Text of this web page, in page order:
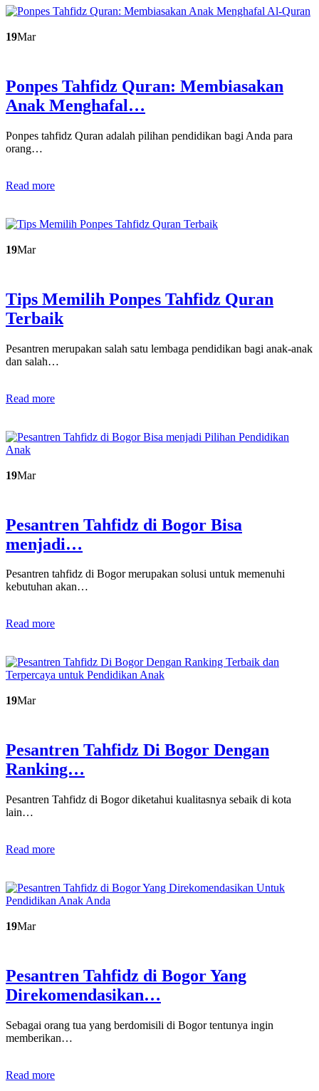
19Mar
Ponpes Tahfidz Quran: Membiasakan
Anak Menghafal…
Ponpes tahfidz Quran adalah pilihan pendidikan bagi Anda para
orang…
Read more
19Mar
Tips Memilih Ponpes Tahfidz Quran
Terbaik
Pesantren merupakan salah satu lembaga pendidikan bagi anak-anak
dan salah…
Read more
19Mar
Pesantren Tahfidz di Bogor Bisa
menjadi…
Pesantren tahfidz di Bogor merupakan solusi untuk memenuhi
kebutuhan akan…
Read more
19Mar
Pesantren Tahfidz Di Bogor Dengan
Ranking…
Pesantren Tahfidz di Bogor diketahui kualitasnya sebaik di kota
lain…
Read more
19Mar
Pesantren Tahfidz di Bogor Yang
Direkomendasikan…
Sebagai orang tua yang berdomisili di Bogor tentunya ingin
memberikan…
Read more